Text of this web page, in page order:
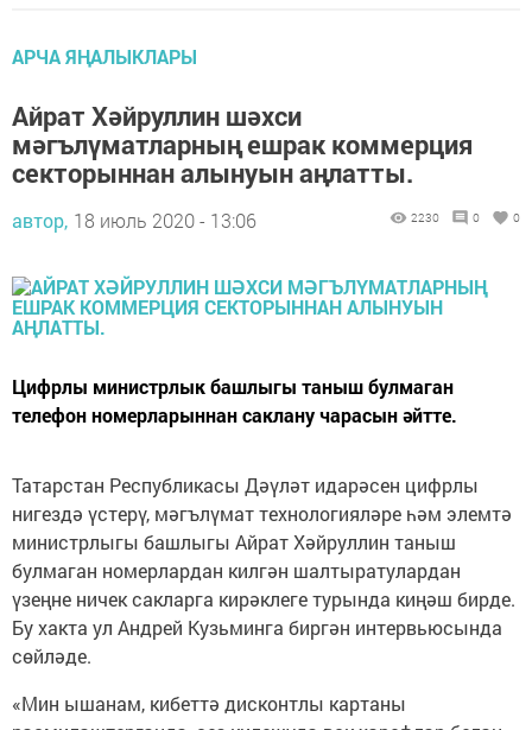
АРЧА ЯҢАЛЫКЛАРЫ
Айрат Хәйруллин шәхси
мәгълүматларның ешрак коммерция
секторыннан алынуын аңлатты.
автор, 18 июль 2020 - 13:06 2230 0 0
Цифрлы министрлык башлыгы таныш булмаган
телефон номерларыннан саклану чарасын әйтте.
Татарстан Республикасы Дәүләт идарәсен цифрлы
нигездә үстерү, мәгълүмат технологияләре һәм элемтә
министрлыгы башлыгы Айрат Хәйруллин таныш
булмаган номерлардан килгән шалтыратулардан
үзеңне ничек сакларга кирәклеге турында киңәш бирде.
Бу хакта ул Андрей Кузьминга биргән интервьюсында
сөйләде.
«Мин ышанам, кибеттә дисконтлы картаны